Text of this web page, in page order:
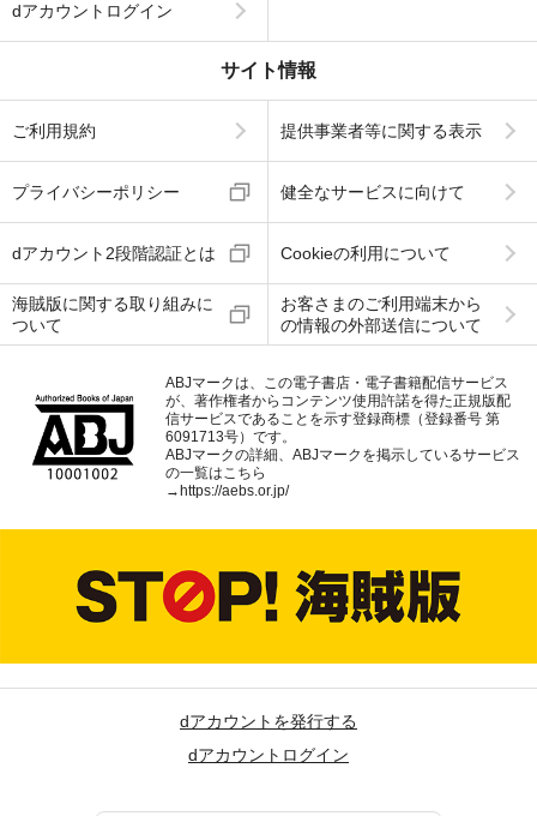
dアカウントログイン
サイト情報
ご利用規約 提供事業者等に関する表示
プライバシーポリシー 健全なサービスに向けて
dアカウント2段階認証とは Cookieの利用について
海賊版に関する取り組みに
ついて
お客さまのご利用端末から
の情報の外部送信について
ABJマークは、この電子書店・電子書籍配信サービス
が、著作権者からコンテンツ使用許諾を得た正規版配
信サービスであることを示す登録商標（登録番号 第
6091713号）です。
ABJマークの詳細、ABJマークを掲示しているサービス
の一覧はこちら
→ https://aebs.or.jp/
dアカウントを発行する
dアカウントログイン